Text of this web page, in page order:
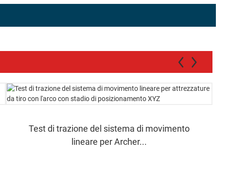
Test di trazione del sistema di movimento
lineare per Archer...